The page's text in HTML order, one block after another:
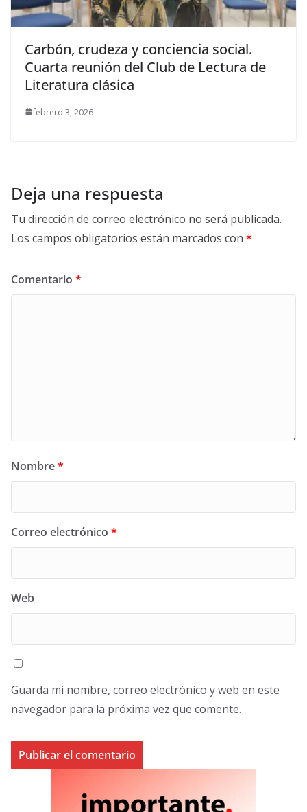
Carbón, crudeza y conciencia social.
Cuarta reunión del Club de Lectura de
Literatura clásica
febrero 3, 2026
Deja una respuesta
Tu dirección de correo electrónico no será publicada.
Los campos obligatorios están marcados con *
Comentario *
Nombre*
Correo electrónico *
Web
Guarda mi nombre, correo electrónico y web en este
navegador para la próxima vez que comente.